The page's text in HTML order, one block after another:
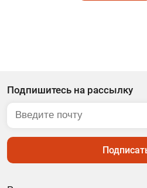
Подпишитесь на рассылку